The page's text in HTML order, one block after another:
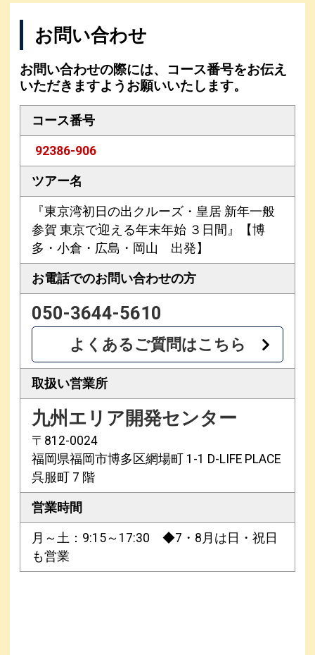
お問い合わせ
お問い合わせの際には、コース番号をお伝え
いただきますようお願いいたします。
コース番号
92386-906
ツアー名
『東京湾初日の出クルーズ・皇居 新年一般
参賀 東京で迎える年末年始 ３日間』【博
多・小倉・広島・岡山 出発】
お電話でのお問い合わせの方
050-3644-5610
よくあるご質問はこちら
取扱い営業所
九州エリア開発センター
〒812-0024
福岡県福岡市博多区網場町 1-1 D-LIFE PLACE
呉服町 7 階
営業時間
月～土：9:15～17:30 ◆7・8月は日・祝日
も営業